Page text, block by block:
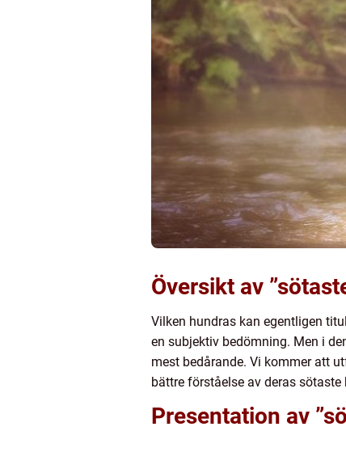
Översikt av
Vilken hundras kan egentligen
en subjektiv bedömning. Men i
mest bedårande. Vi kommer att
bättre förståelse av deras sötaste
Presentation av